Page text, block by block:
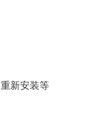
新安装等